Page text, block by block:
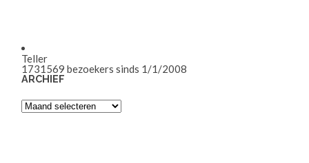
Teller
1731569 bezoekers sinds 1/1/2008
ARCHIEF
Archief